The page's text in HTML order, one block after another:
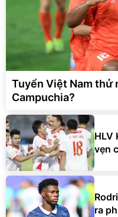
Tuyển Việt Nam thử
Campuchia?
HLV
vẹn
ra